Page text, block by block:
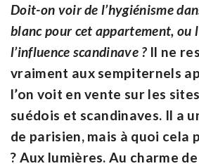
Doit-on voir de l’hygiénisme
blanc pour cet appartement, ou
l’influence scandinave ?Il ne
vraiment aux sempiternels
l’on voit en vente sur les
suédois et scandinaves. Il a
de parisien, mais à quoi cela
? Aux lumières. Au charme